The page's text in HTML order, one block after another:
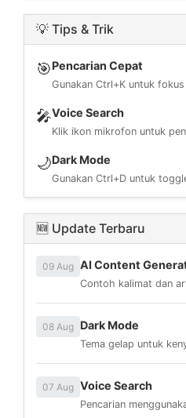
💡 Tips & Trik
🎯Pencarian Cepat
Gunakan Ctrl+K untuk
🎤Voice Search
Klik ikon mikrofon untuk
🌙Dark Mode
Gunakan Ctrl+D untuk
🆕 Update Terbaru
09 Aug AI Content
Contoh kalimat dan
08 Aug Dark Mode
Tema gelap untuk
07 Aug Voice Search
Pencarian